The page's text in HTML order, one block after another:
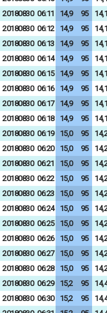
20180830 06:11 14,9 95
20180830 06:12 14,9 95
20180830 06:13 14,9 95
20180830 06:14 14,9 95
20180830 06:15 14,9 95
20180830 06:16 14,9 95
20180830 06:17 14,9 95
20180830 06:18 14,9 95
20180830 06:19 15,0 95
20180830 06:20 15,0 95
20180830 06:21 15,0 95
20180830 06:22 15,0 95
20180830 06:23 15,0 95
20180830 06:24 15,0 95
20180830 06:25 15,0 95
20180830 06:26 15,0 95
20180830 06:27 15,0 95
20180830 06:28 15,0 95
20180830 06:29 15,2 95
20180830 06:30 15,2 95